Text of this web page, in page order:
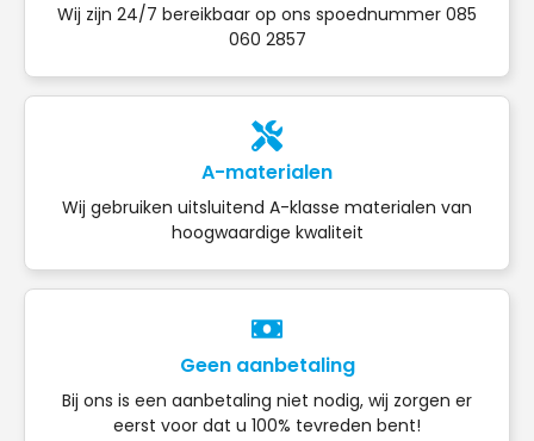
Wij zijn 24/7 bereikbaar op ons spoednummer 085
060 2857
A-materialen
Wij gebruiken uitsluitend A-klasse materialen van
hoogwaardige kwaliteit
Geen aanbetaling
Bij ons is een aanbetaling niet nodig, wij zorgen er
eerst voor dat u 100% tevreden bent!